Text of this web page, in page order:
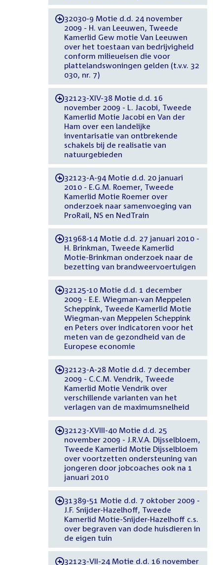
-32030-9 Motie d.d. 24 november
2009 - H. van Leeuwen, Tweede
Kamerlid Gew motie Van Leeuwen
over het toestaan van bedrijvigheid
conform milieueisen die voor
plattelandswoningen gelden (t.v.v. 32
030, nr. 7)
-32123-XIV-38 Motie d.d. 16
november 2009 - L. Jacobi, Tweede
Kamerlid Motie Jacobi en Van der
Ham over een landelijke
inventarisatie van ontbrekende
schakels bij de realisatie van
natuurgebieden
-32123-A-94 Motie d.d. 20 januari
2010 - E.G.M. Roemer, Tweede
Kamerlid Motie Roemer over
onderzoek naar samenvoeging van
ProRail, NS en NedTrain
-31968-14 Motie d.d. 27 januari 2010 -
H. Brinkman, Tweede Kamerlid
Motie-Brinkman onderzoek naar de
bezetting van brandweervoertuigen
-32125-10 Motie d.d. 1 december
2009 - E.E. Wiegman-van Meppelen
Scheppink, Tweede Kamerlid Motie
Wiegman-van Meppelen Scheppink
en Peters over indicatoren voor het
meten van de gezondheid van de
Europese economie
-32123-A-28 Motie d.d. 7 december
2009 - C.C.M. Vendrik, Tweede
Kamerlid Motie Vendrik over
verschillende varianten van het
verlagen van de maximumsnelheid
-32123-XVIII-40 Motie d.d. 25
november 2009 - J.R.V.A. Dijsselbloem,
Tweede Kamerlid Motie Dijsselbloem
over voortzetten ondersteuning van
jongeren door jobcoaches ook na 1
januari 2010
-31389-51 Motie d.d. 7 oktober 2009 -
J.F. Snijder-Hazelhoff, Tweede
Kamerlid Motie-Snijder-Hazelhoff c.s.
over begraven van dode huisdieren in
de eigen tuin
-32123-VII-24 Motie d.d. 16 november